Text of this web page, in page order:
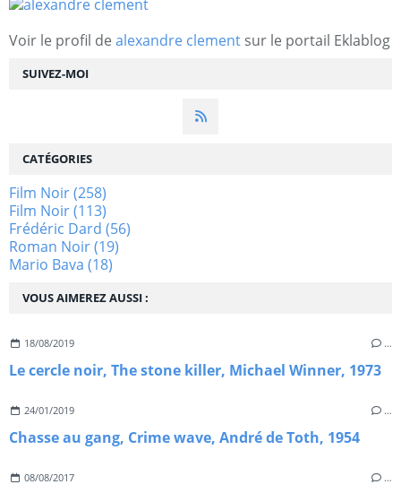
SUIVEZ-MOI
Voir le profil de alexandre clement sur le portail Eklablog
VOUS AIMEREZ AUSSI :
18/08/2019 …
Le cercle noir, The stone killer, Michael Winner, 1973
24/01/2019 …
Chasse au gang, Crime wave, André de Toth, 1954
08/08/2017 …
CATÉGORIES
Film Noir(258)
Film Noir(113)
Frédéric Dard (56)
Roman Noir(19)
Mario Bava (18)